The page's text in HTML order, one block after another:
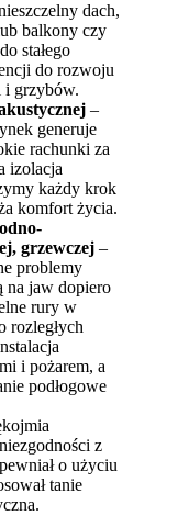
dach,
balkony czy
stałego
do rozwoju
i grzybów.
–
generuje
rachunki za
izolacja
każdy krok
komfort życia.
grzewczej –
problemy
na jaw dopiero
rury w
rozległych
i pożarem, a
podłogowe
z
o użyciu
tanie